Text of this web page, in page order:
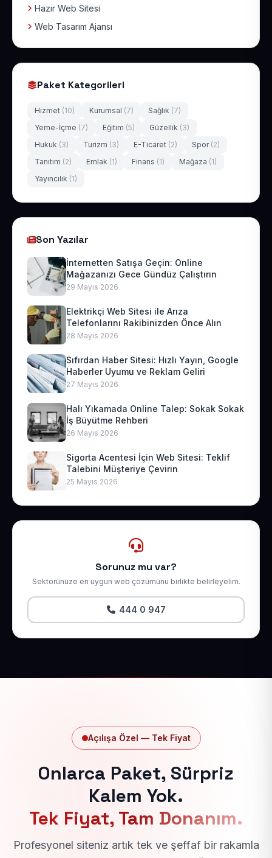
Hazır Web Sitesi
Web Tasarım Ajansı
Paket Kategorileri
Hizmet (10) Kurumsal (7) Sağlık (7)
Yeme-İçme (7) Eğitim (5) Güzellik (3)
Hukuk (3) Turizm (3) E-Ticaret (2) Spor (2)
Tanıtım (2) Emlak (1) Finans (1) Mağaza (1)
Yayıncılık (1)
Son Yazılar
İnternetten Satışa Geçin: Online
Mağazanızı Gece Gündüz Çalıştırın
29 Mayıs 2026
Elektrikçi Web Sitesi ile Arıza
Telefonlarını Rakibinizden Önce Alın
28 Mayıs 2026
Sıfırdan Haber Sitesi: Hızlı Yayın, Google
Haberler Uyumu ve Reklam Geliri
27 Mayıs 2026
Halı Yıkamada Online Talep: Sokak Sokak
İş Büyütme Rehberi
26 Mayıs 2026
Sigorta Acentesi İçin Web Sitesi: Teklif
Talebini Müşteriye Çevirin
25 Mayıs 2026
Sorunuz mu var?
Sektörünüze en uygun web çözümünü birlikte belirleyelim.
444 0 947
Açılışa Özel — Tek Fiyat
Onlarca Paket, Sürpriz
Kalem Yok.
Tek Fiyat, Tam Donanım.
Profesyonel siteniz artık tek ve şeffaf bir rakamla